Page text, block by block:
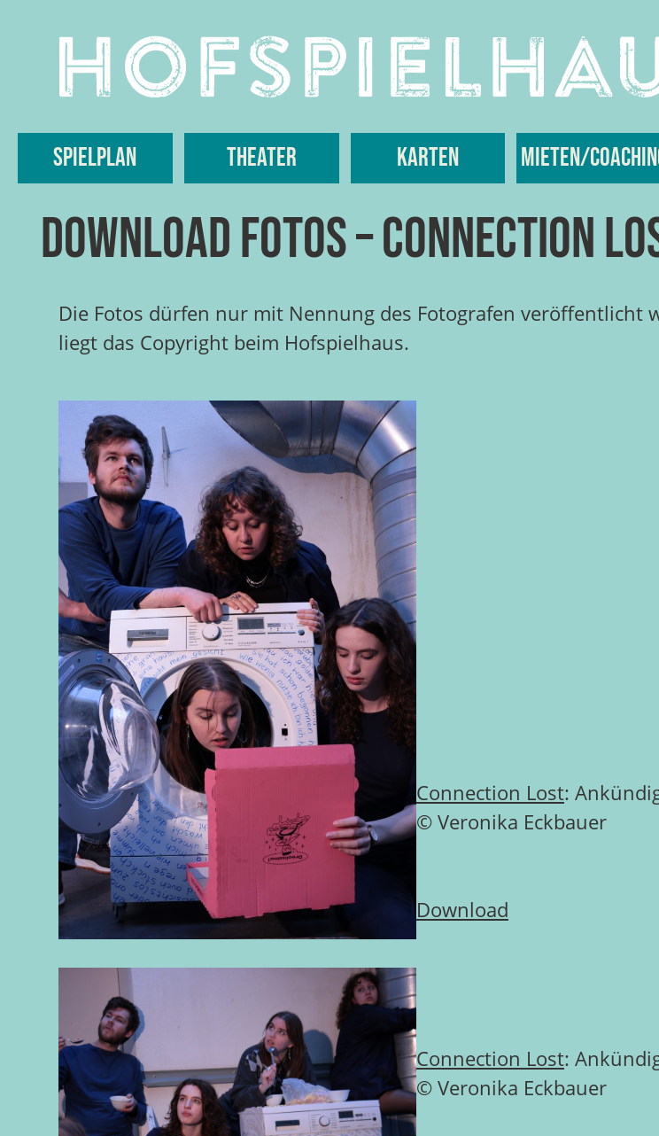
Spielplan Theater Karten Mieten/
Download Fotos – Connection
Die Fotos dürfen nur mit Nennung des Fotografen veröffentlicht
liegt das Copyright beim Hofspielhaus.
Connection Lost:
© Veronika Eckbauer
Download
Connection Lost:
© Veronika Eckbauer